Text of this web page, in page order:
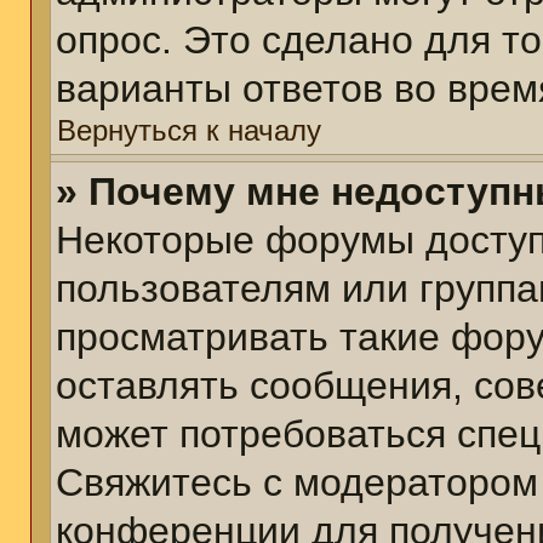
опрос. Это сделано для
варианты ответов во
Вернуться к началу
» Почему мне
Некоторые форумы
пользователям или
просматривать такие
оставлять сообщения,
может потребоваться
Свяжитесь с
конференции для